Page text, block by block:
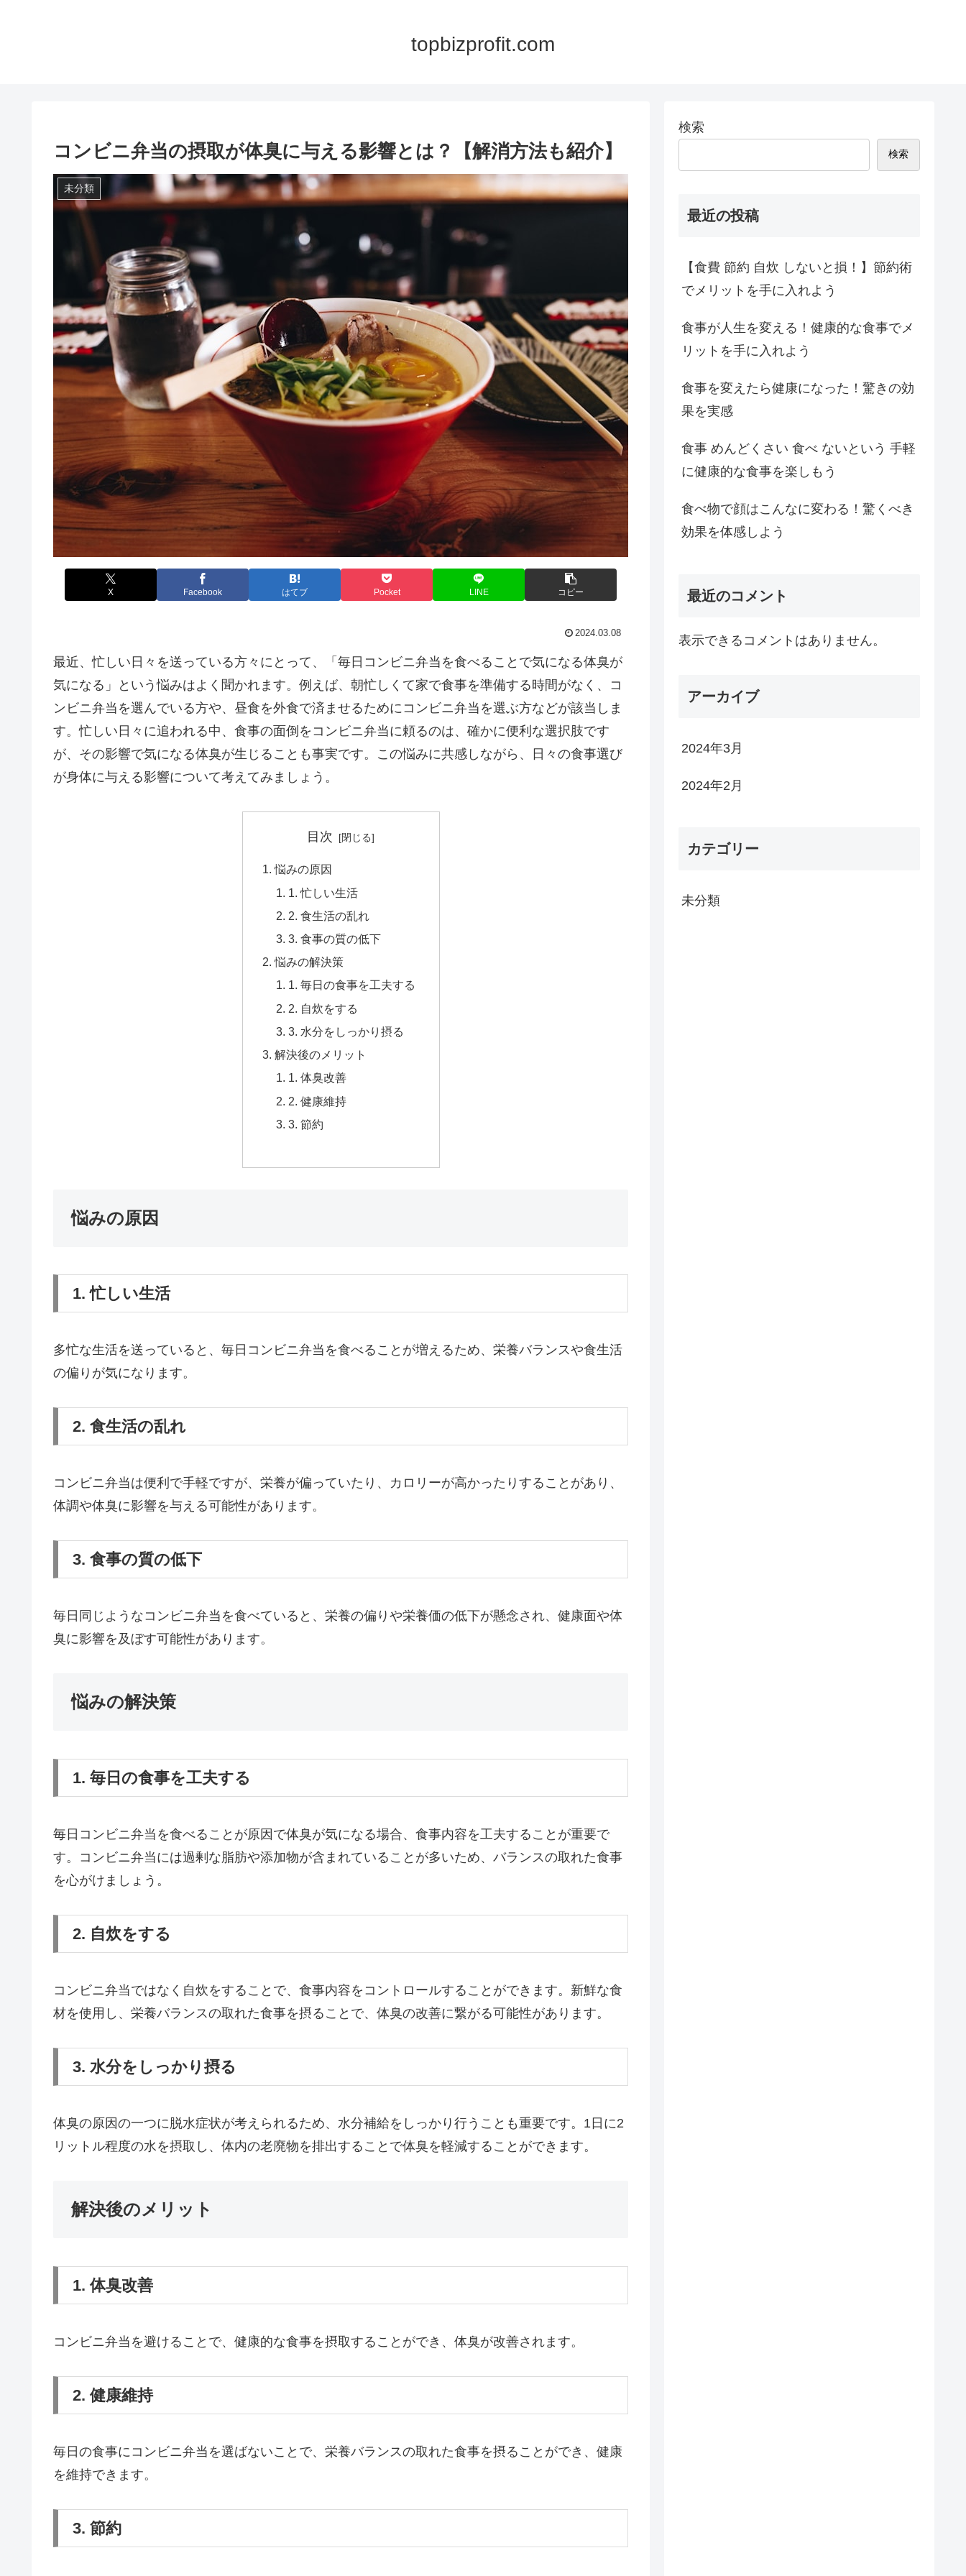
topbizprofit.com
コンビニ弁当の摂取が体臭に与える影響とは？【解消方法も紹介】
未分類
X Facebook はてブ Pocket LINE コピー
2024.03.08
最近、忙しい日々を送っている方々にとって、「毎日コンビニ弁当を食べることで気になる体臭が
気になる」という悩みはよく聞かれます。例えば、朝忙しくて家で食事を準備する時間がなく、コ
ンビニ弁当を選んでいる方や、昼食を外食で済ませるためにコンビニ弁当を選ぶ方などが該当しま
す。忙しい日々に追われる中、食事の面倒をコンビニ弁当に頼るのは、確かに便利な選択肢です
が、その影響で気になる体臭が生じることも事実です。この悩みに共感しながら、日々の食事選び
が身体に与える影響について考えてみましょう。
目次
悩みの原因
1. 忙しい生活
2. 食生活の乱れ
3. 食事の質の低下
悩みの解決策
1. 毎日の食事を工夫する
2. 自炊をする
3. 水分をしっかり摂る
解決後のメリット
1. 体臭改善
2. 健康維持
3. 節約
悩みの原因
1. 忙しい生活
多忙な生活を送っていると、毎日コンビニ弁当を食べることが増えるため、栄養バランスや食生活
の偏りが気になります。
2. 食生活の乱れ
コンビニ弁当は便利で手軽ですが、栄養が偏っていたり、カロリーが高かったりすることがあり、
体調や体臭に影響を与える可能性があります。
3. 食事の質の低下
毎日同じようなコンビニ弁当を食べていると、栄養の偏りや栄養価の低下が懸念され、健康面や体
臭に影響を及ぼす可能性があります。
悩みの解決策
1. 毎日の食事を工夫する
毎日コンビニ弁当を食べることが原因で体臭が気になる場合、食事内容を工夫することが重要で
す。コンビニ弁当には過剰な脂肪や添加物が含まれていることが多いため、バランスの取れた食事
を心がけましょう。
2. 自炊をする
コンビニ弁当ではなく自炊をすることで、食事内容をコントロールすることができます。新鮮な食
材を使用し、栄養バランスの取れた食事を摂ることで、体臭の改善に繋がる可能性があります。
3. 水分をしっかり摂る
体臭の原因の一つに脱水症状が考えられるため、水分補給をしっかり行うことも重要です。1日に2
リットル程度の水を摂取し、体内の老廃物を排出することで体臭を軽減することができます。
解決後のメリット
1. 体臭改善
コンビニ弁当を避けることで、健康的な食事を摂取することができ、体臭が改善されます。
2. 健康維持
毎日の食事にコンビニ弁当を選ばないことで、栄養バランスの取れた食事を摂ることができ、健康
を維持できます。
3. 節約
検索
検索
最近の投稿
【食費 節約 自炊 しないと損！】節約術
でメリットを手に入れよう
食事が人生を変える！健康的な食事でメ
リットを手に入れよう
食事を変えたら健康になった！驚きの効
果を実感
食事 めんどくさい 食べ ないという 手軽
に健康的な食事を楽しもう
食べ物で顔はこんなに変わる！驚くべき
効果を体感しよう
最近のコメント
表示できるコメントはありません。
アーカイブ
2024年3月
2024年2月
カテゴリー
未分類